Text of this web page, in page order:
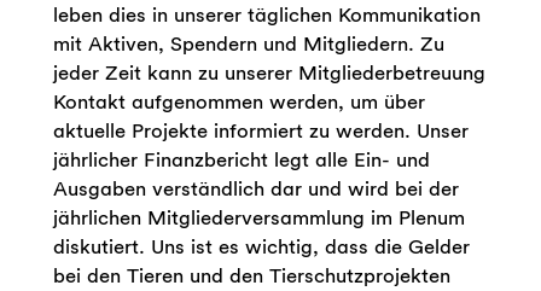
leben dies in unserer täglichen Kommunikation
mit Aktiven, Spendern und Mitgliedern. Zu
jeder Zeit kann zu unserer Mitgliederbetreuung
Kontakt aufgenommen werden, um über
aktuelle Projekte informiert zu werden. Unser
jährlicher Finanzbericht legt alle Ein- und
Ausgaben verständlich dar und wird bei der
jährlichen Mitgliederversammlung im Plenum
diskutiert. Uns ist es wichtig, dass die Gelder
bei den Tieren und den Tierschutzprojekten